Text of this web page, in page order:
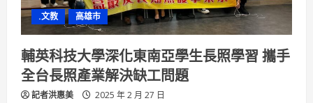
2025
桌
曆
搭
文
化
與
教
育
橋
.文教 高雄市
輔英科技大學深化東南亞學生長照學習 攜手
全台長照產業解決缺工問題
記者洪惠美 2025 年 2 月 27 日